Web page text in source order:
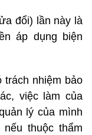
đổi) lần này là
áp dụng biện
trách nhiệm bảo
việc làm của
lý của mình
thuộc thẩm